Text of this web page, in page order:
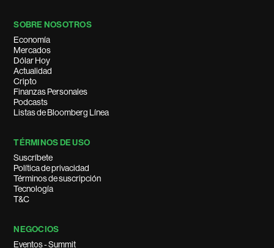
SOBRE NOSOTROS
Economía
Mercados
Dólar Hoy
Actualidad
Cripto
Finanzas Personales
Podcasts
Listas de Bloomberg Línea
TÉRMINOS DE USO
Suscríbete
Política de privacidad
Términos de suscripción
Tecnología
T&C
NEGOCIOS
Eventos - Summit